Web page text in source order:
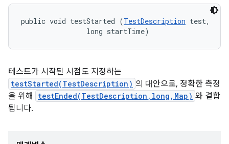
public void testStarted (TestDescription test,
                long startTime)
테스트가 시작된 시점도 지정하는
testStarted(TestDescription) 의 대안으로, 정확한 측정
을 위해
testEnded(TestDescription,long,Map) 와 결합
됩니다.